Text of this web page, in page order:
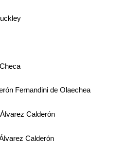
Fernandini de Olaechea
Calderón
Calderón